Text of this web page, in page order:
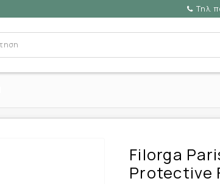
Τηλ.
Filorga
Protective